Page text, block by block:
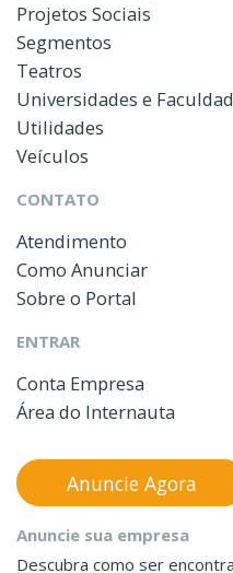
Projetos Sociais
Segmentos
Teatros
Universidades e
Utilidades
Veículos
CONTATO
Atendimento
Como Anunciar
Sobre o Portal
ENTRAR
Conta Empresa
Área do Internauta
Anuncie sua empresa
Descubra como ser
Anuncie Agora